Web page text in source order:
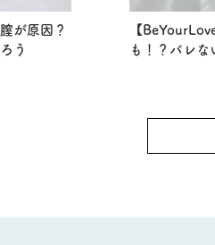
が原因？
う
【
も！？バレな